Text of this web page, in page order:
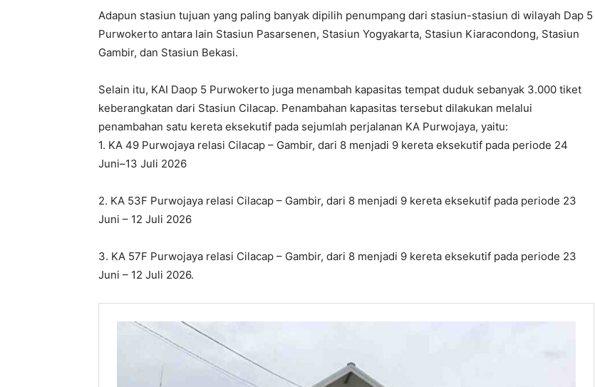
Adapun stasiun tujuan yang paling banyak dipilih penumpang dari stasiun-stasiun di wilayah Dap 5
Purwokerto antara lain Stasiun Pasarsenen, Stasiun Yogyakarta, Stasiun Kiaracondong, Stasiun
Gambir, dan Stasiun Bekasi.
Selain itu, KAI Daop 5 Purwokerto juga menambah kapasitas tempat duduk sebanyak 3.000 tiket
keberangkatan dari Stasiun Cilacap. Penambahan kapasitas tersebut dilakukan melalui
penambahan satu kereta eksekutif pada sejumlah perjalanan KA Purwojaya, yaitu:
1. KA 49 Purwojaya relasi Cilacap – Gambir, dari 8 menjadi 9 kereta eksekutif pada periode 24
Juni–13 Juli 2026
2. KA 53F Purwojaya relasi Cilacap – Gambir, dari 8 menjadi 9 kereta eksekutif pada periode 23
Juni – 12 Juli 2026
3. KA 57F Purwojaya relasi Cilacap – Gambir, dari 8 menjadi 9 kereta eksekutif pada periode 23
Juni – 12 Juli 2026.